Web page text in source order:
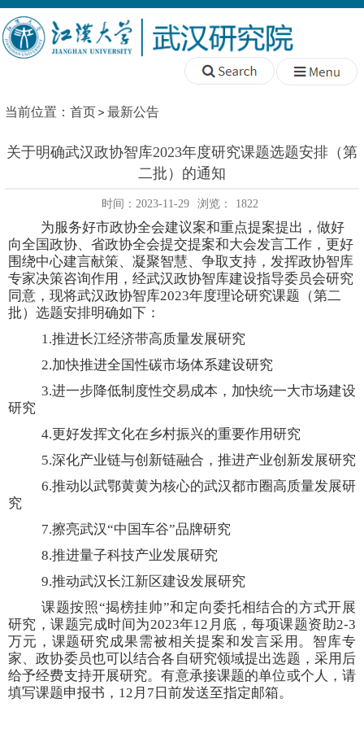
当前位置： 首页 最新公告
关于明确武汉政协智库2023年度研究课题选题安排（第
二批）的通知
时间：2023-11-29 浏览： 1822
为服务好市政协全会建议案和重点提案提出，做好
向全国政协、省政协全会提交提案和大会发言工作，更好
围绕中心建言献策、凝聚智慧、争取支持，发挥政协智库
专家决策咨询作用， 经武汉政协智库建设指导委员会研究
同意，现将武汉政协智库2023年度理论研究课题（第二
批）选题安排明确如下：
1.推进长江经济带高质量发展研究
2.加快推进全国性碳市场体系建设研究
3.进一步降低制度性交易成本，加快统一大市场建设
研究
4.更好发挥文化在乡村振兴的重要作用研究
5.深化产业链与创新链融合，推进产业创新发展研究
6.推动以武鄂黄黄为核心的武汉都市圈高质量发展研
究
7.擦亮武汉“中国车谷”品牌研究
8.推进量子科技产业发展研究
9.推动武汉长江新区建设发展研究
课题按照“揭榜挂帅”和定向委托相结合的方式开展
研究，课题完成时间为2023年12月底，每项课题资助2-3
万元，课题研究成果需被相关提案和发言采用。 智库专
家、政协委员也可以结合各自研究领域提出选题，采用后
给予经费支持开展研究。有意承接课题的单位或个人，请
填写课题申报书， 12 月 7 日前发送至指定邮箱。